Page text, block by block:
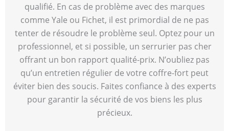
qualifié. En cas de problème avec des marques
comme Yale ou Fichet, il est primordial de ne pas
tenter de résoudre le problème seul. Optez pour un
professionnel, et si possible, un serrurier pas cher
offrant un bon rapport qualité-prix. N’oubliez pas
qu’un entretien régulier de votre coffre-fort peut
éviter bien des soucis. Faites confiance à des experts
pour garantir la sécurité de vos biens les plus
précieux.